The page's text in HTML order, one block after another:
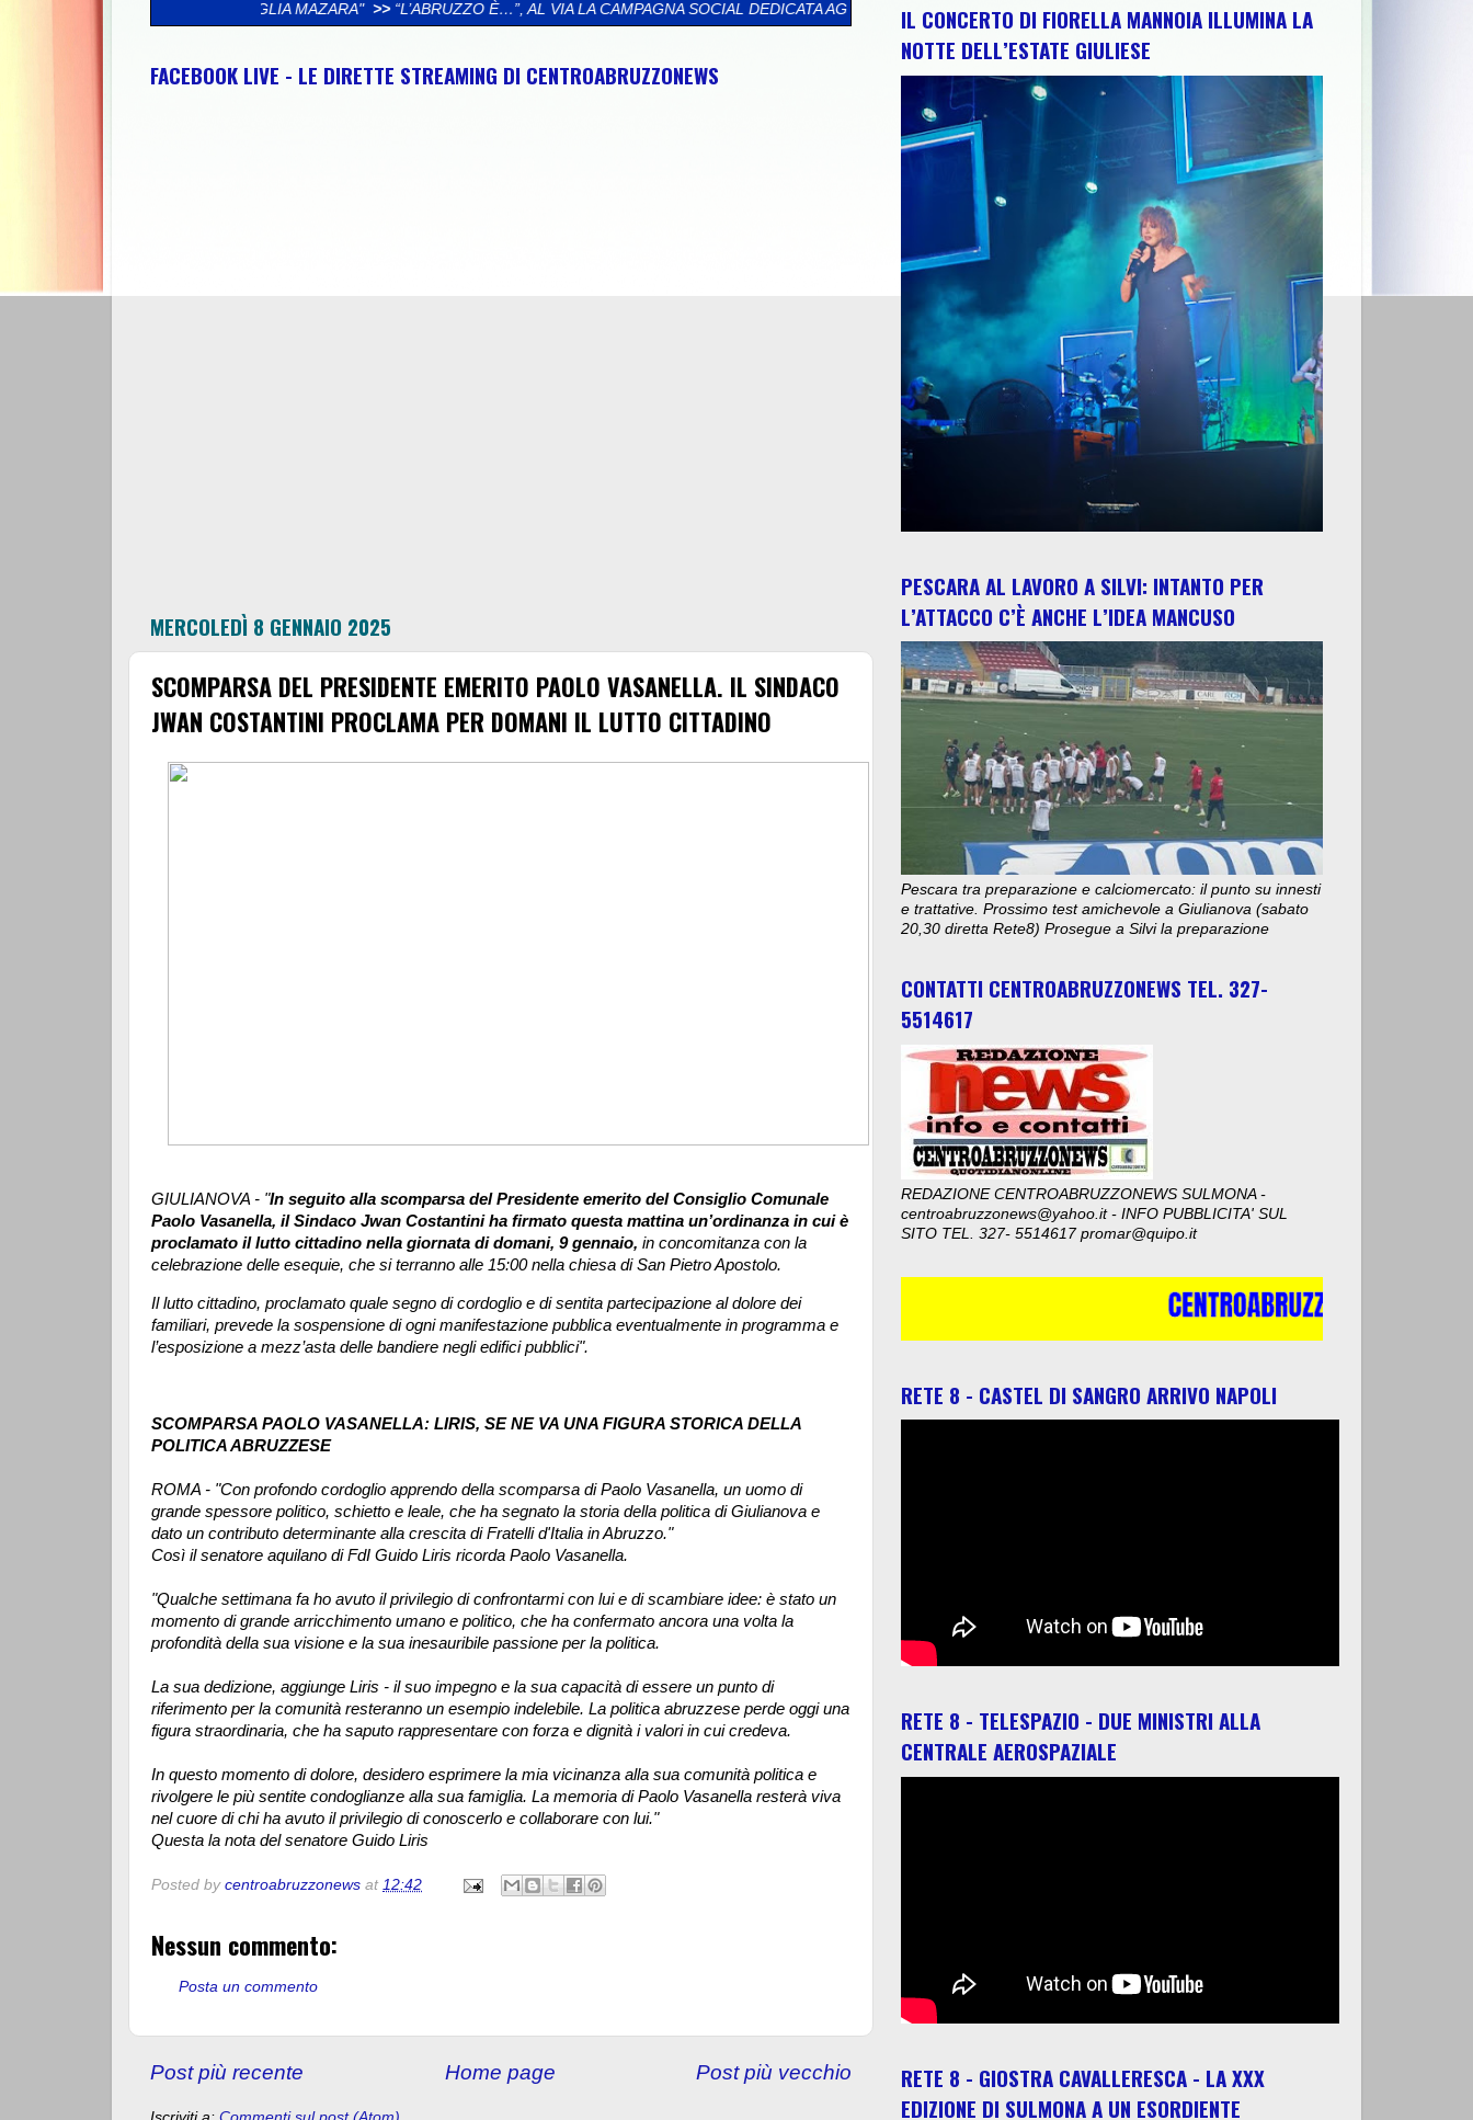
“L’ABRUZZO È…”, AL VIA LA CAMPAGNA SOCIAL DEDICATA AGLI ABRUZZESI NEL MONDO CIP E REGIONE ABRUZZO PER RAFFORZARE IMPIANTI, RISORSE E
FACEBOOK LIVE - LE DIRETTE STREAMING DI CENTROABRUZZONEWS
MERCOLEDÌ 8 GENNAIO 2025
SCOMPARSA DEL PRESIDENTE EMERITO PAOLO VASANELLA. IL SINDACO
JWAN COSTANTINI PROCLAMA PER DOMANI IL LUTTO CITTADINO
GIULIANOVA - "In seguito alla scomparsa del Presidente emerito del Consiglio Comunale
Paolo Vasanella, il Sindaco Jwan Costantini ha firmato questa mattina un’ordinanza in cui è
proclamato il lutto cittadino nella giornata di domani, 9 gennaio, in concomitanza con la
celebrazione delle esequie, che si terranno alle 15:00 nella chiesa di San Pietro Apostolo.
Il lutto cittadino, proclamato quale segno di cordoglio e di sentita partecipazione al dolore dei
familiari, prevede la sospensione di ogni manifestazione pubblica eventualmente in programma e
l’esposizione a mezz’asta delle bandiere negli edifici pubblici".
SCOMPARSA PAOLO VASANELLA: LIRIS, SE NE VA UNA FIGURA STORICA DELLA
POLITICA ABRUZZESE
ROMA - "Con profondo cordoglio apprendo della scomparsa di Paolo Vasanella, un uomo di
grande spessore politico, schietto e leale, che ha segnato la storia della politica di Giulianova e
dato un contributo determinante alla crescita di Fratelli d'Italia in Abruzzo."
Così il senatore aquilano di FdI Guido Liris ricorda Paolo Vasanella.
"Qualche settimana fa ho avuto il privilegio di confrontarmi con lui e di scambiare idee: è stato un
momento di grande arricchimento umano e politico, che ha confermato ancora una volta la
profondità della sua visione e la sua inesauribile passione per la politica.
La sua dedizione, aggiunge Liris - il suo impegno e la sua capacità di essere un punto di
riferimento per la comunità resteranno un esempio indelebile. La politica abruzzese perde oggi una
figura straordinaria, che ha saputo rappresentare con forza e dignità i valori in cui credeva.
In questo momento di dolore, desidero esprimere la mia vicinanza alla sua comunità politica e
rivolgere le più sentite condoglianze alla sua famiglia. La memoria di Paolo Vasanella resterà viva
nel cuore di chi ha avuto il privilegio di conoscerlo e collaborare con lui."
Questa la nota del senatore Guido Liris
Posted by centroabruzzonews at 12:42
Nessun commento:
Posta un commento
Post più recente Post più vecchio
Home page
IL CONCERTO DI FIORELLA MANNOIA ILLUMINA LA
NOTTE DELL’ESTATE GIULIESE
PESCARA AL LAVORO A SILVI: INTANTO PER
L’ATTACCO C’È ANCHE L’IDEA MANCUSO
Pescara tra preparazione e calciomercato: il punto su innesti
e trattative. Prossimo test amichevole a Giulianova (sabato
20,30 diretta Rete8) Prosegue a Silvi la preparazione
CONTATTI CENTROABRUZZONEWS TEL. 327-
5514617
REDAZIONE CENTROABRUZZONEWS SULMONA -
centroabruzzonews@yahoo.it - INFO PUBBLICITA' SUL
SITO TEL. 327- 5514617 promar@quipo.it
RETE 8 - CASTEL DI SANGRO ARRIVO NAPOLI
RETE 8 - TELESPAZIO - DUE MINISTRI ALLA
CENTRALE AEROSPAZIALE
RETE 8 - GIOSTRA CAVALLERESCA - LA XXX
EDIZIONE DI SULMONA A UN ESORDIENTE